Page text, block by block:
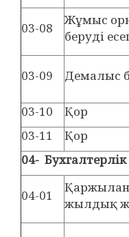
03-08
Жұмыс
беруді
03-09 Демалыс
03-10
Қор
03-11
Қор
04- Бухгалтерлік
04-01
жылдық